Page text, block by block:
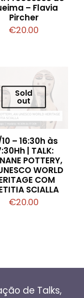
– Flavia
Pircher
€20.00
Sold
out
– 16:30h às
| TALK:
POTTERY,
WORLD
COM
SCIALLA
€20.00
de Talks,